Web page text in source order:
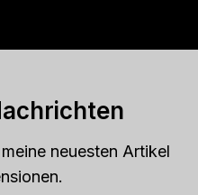
neuesten Artikel